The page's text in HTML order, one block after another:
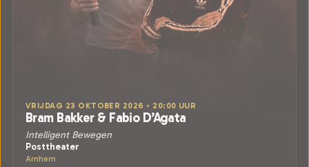
VRIJDAG 23 OKTOBER 2026 • 20:00 UUR
Bram Bakker & Fabio D’Agata
Intelligent Bewegen
Posttheater
Arnhem